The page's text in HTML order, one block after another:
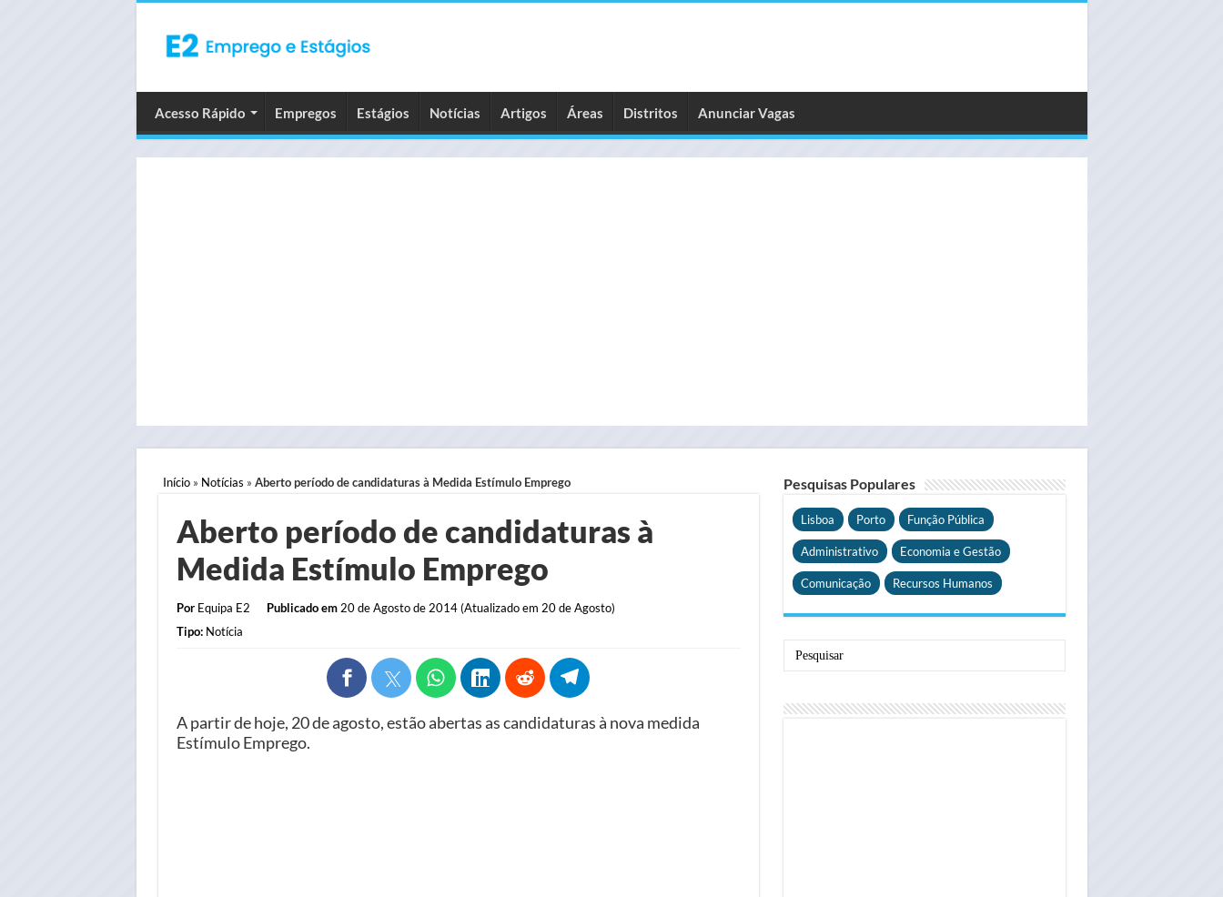
Acesso Rápido Empregos Estágios Notícias Artigos Áreas Distritos Anunciar Vagas
Início» Notícias » Aberto período de candidaturas à Medida Estímulo Emprego
Aberto período de candidaturas à
Medida Estímulo Emprego
Por Equipa E2 Publicado em20 de Agosto de 2014 (Atualizado em 20 de Agosto)
Tipo: Notícia
A partir de hoje, 20 de agosto, estão abertas as candidaturas à nova medida
Estímulo Emprego.
Pesquisas Populares
Lisboa Porto Função Pública
Administrativo Economia e Gestão
Comunicação Recursos Humanos